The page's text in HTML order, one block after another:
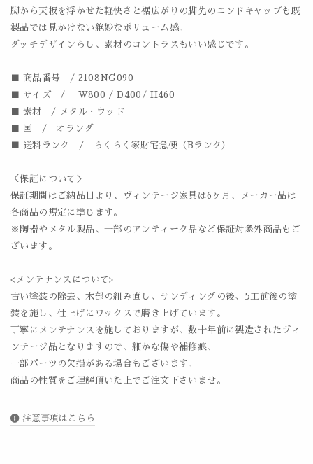
脚から天板を浮かせた軽快さと裾広がりの脚先のエンドキャップも既
製品では見かけない絶妙なボリューム感。
ダッチデザインらし、素材のコントラスもいい感じです。
■ 商品番号 / 2108NG090
■ サイズ / W800 / D400/ H460
■ 素材 / メタル・ウッド
■ 国 / オランダ
■ 送料ランク /
らくらく家財宅急便（Bランク）
＜保証について＞
保証期間はご納品日より、ヴィンテージ家具は6ヶ月、メーカー品は
各商品の規定に準じます。
※陶器やメタル製品、一部のアンティーク品など保証対象外商品もご
ざいます。
<メンテナンスについて>
古い塗装の除去、木部の組み直し、サンディングの後、5工前後の塗
装を施し、仕上げにワックスで磨き上げています。
丁寧にメンテナンスを施しておりますが、数十年前に製造されたヴィ
ンテージ品となりますので、細かな傷や補修痕、
一部パーツの欠損がある場合もございます。
商品の性質をご理解頂いた上でご注文下さいませ。
注意事項はこちら